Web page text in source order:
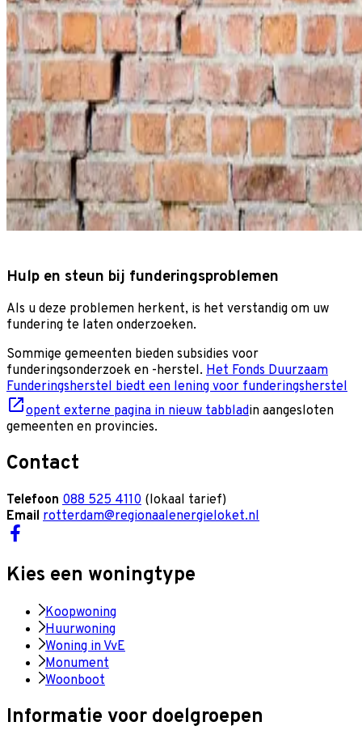
Hulp en steun bij funderingsproblemen
Als u deze problemen herkent, is het verstandig om uw
fundering te laten onderzoeken.
Sommige gemeenten bieden subsidies voor
funderingsonderzoek en -herstel. Het Fonds Duurzaam
Funderingsherstel biedt een lening voor funderingsherstel
opent externe pagina in nieuw tabbladin aangesloten
gemeenten en provincies.
Contact
Telefoon 088 525 4110 (lokaal tarief)
Email rotterdam@regionaalenergieloket.nl
Kies een woningtype
Koopwoning
Huurwoning
Woning in VvE
Monument
Woonboot
Informatie voor doelgroepen